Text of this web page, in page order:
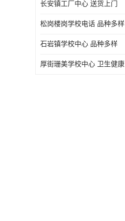
长安镇工厂中心 送货上门
松岗楼岗学校电话 品种多样
石岩镇学校中心 品种多样
厚街珊美学校中心 卫生健康